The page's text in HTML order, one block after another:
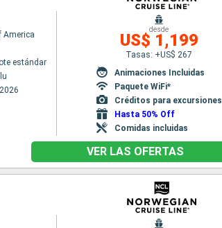
America
estándar
desde
US$ 1,199
Tasas: +US$ 267
Animaciones Incluidas
Paquete WiFi*
Créditos para excursiones
Hasta 50% Off
Comidas incluidas
VER LAS OFERTAS